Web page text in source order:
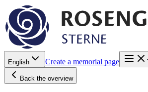
English Create a memorial page
Back the overview